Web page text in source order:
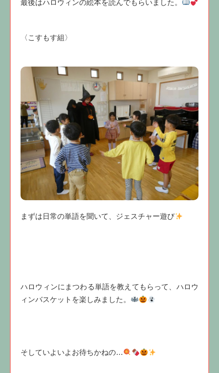
最後はハロウィンの絵本を読んでもらいました。
〈こすもす組〉
まずは日常の単語を聞いて、ジェスチャー遊び
ハロウィンにまつわる単語を教えてもらって、ハロウ
ィンバスケットを楽しみました。
そしていよいよお待ちかねの…